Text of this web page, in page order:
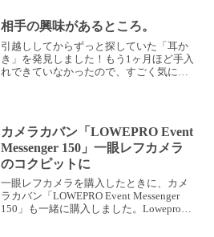
相手の興味があるところ。
引越ししてからずっと探していた「耳か
き」を発見しました！もう1ヶ月ほど手入
れできていなかったので、すごく気にな
とこういうことがありま...
カメラカバン「LOWEPRO Event
Messenger 150」一眼レフカメラ
のコクピットに
一眼レフカメラを購入したときに、カメ
ラカバン「LOWEPRO Event Messenger
150」も一緒に購入しました。Lowepro